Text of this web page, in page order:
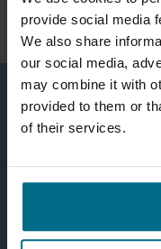
provide social media
We also share
our social media,
may combine it with
provided to them or
of their services.